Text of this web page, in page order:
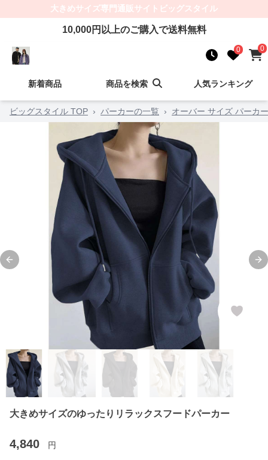
大きめサイズ専門通販サイト ビッグスタイル
10,000円以上のご購入で送料無料
0 0
新着商品 商品を検索 人気ランキング
ビッグスタイル TOP › パーカーの一覧 › オーバー サイズ パーカ
Previous slide
大きめサイズのゆったりリラックスフードパーカー
4,840 円